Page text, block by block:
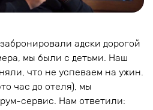
адски дорогой
мы были с детьми. Наш
что не успеваем на ужин.
час до отеля), мы
сервис. Нам ответили: